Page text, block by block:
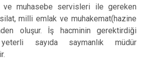
ve muhasebe servisleri ile gereken
milli emlak ve muhakemat(hazine
oluşur. İş hacminin gerektirdiği
yeterli sayıda saymanlık müdür